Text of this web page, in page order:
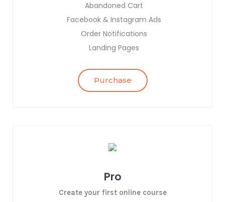
Abandoned Cart
Facebook & Instagram Ads
Order Notifications
Landing Pages
Purchase
Pro
Create your first online course